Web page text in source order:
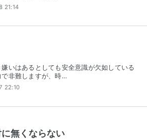
21:14
いはあるとしても安全意識が欠如している
で非難しますが、時…
22:10
無くならない